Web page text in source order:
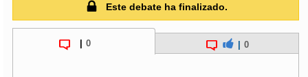
Este debate ha finalizado.
| 0 0